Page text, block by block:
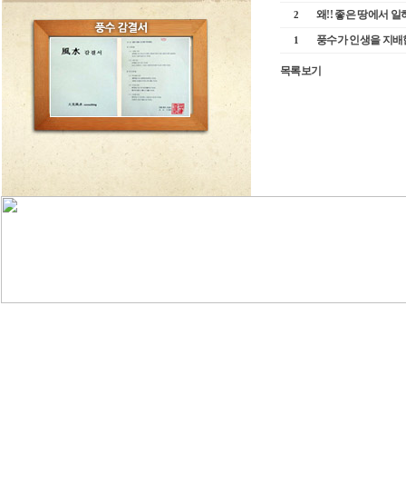
2 왜!! 좋은 땅에서 일
1 풍수가 인생을 지배
목록보기